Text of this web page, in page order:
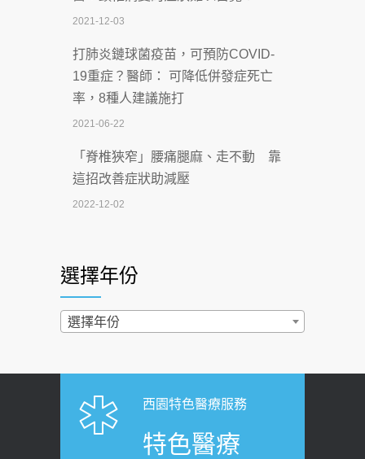
2026-07-06
【115年臺北市「防癌保衛戰：健康好禮
一手刮」】 宣導
2026-07-02
2026-07-02
4連霸議員黃秋澤癌逝！食道癌為何奪命
西園醫院55周年 7／10捐血公益活動 邀
民眾熱血響應
2026-06-30
健康肛門痛都是痔瘡?醫談瘍瘍瘻管與肛
裂差異 逾50歲民眾可做1事
2021-12-03
打肺炎鏈球菌疫苗，可預防COVID-
19重症？醫師： 可降低併發症死亡
率，8種人建議施打
2021-06-22
「脊椎狹窄」腰痛腿麻、走不動 靠
這招改善症狀助減壓
2022-12-02
2022-02-17
過量維生素D和鈣恐罹癌? 醫師釋
「落枕」不要大力按脖子！ 1招「伸
展運動」預防落枕
選擇年份
選擇年份
西園特色醫療服務
特色醫療